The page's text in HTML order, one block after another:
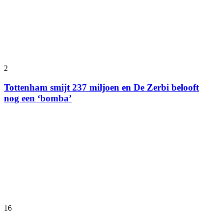
2
Tottenham smijt 237 miljoen en De Zerbi belooft
nog een ‘bomba’
16